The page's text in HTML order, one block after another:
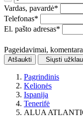
Vardas, pavardė*
Telefonas*
El. pašto adresas*
Pageidavimai,
Atšaukti Siųsti
Pagrindinis
Kelionės
Ispanija
Tenerifė
ALUA